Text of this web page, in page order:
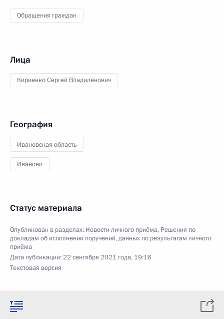
Обращения граждан
Лица
Кириенко Сергей Владиленович
География
Ивановская область
Иваново
Статус материала
Опубликован в разделах: Новости личного приёма, Решения по
докладам об исполнении поручений, данных по результатам личного
приёма
Дата публикации:22 сентября 2021 года, 19:16
Текстовая версия